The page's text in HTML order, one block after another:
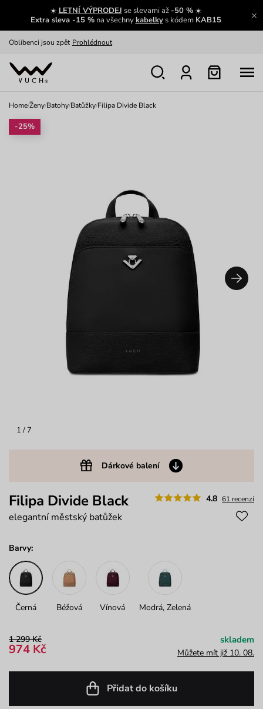
☀️ LETNÍ VÝPRODEJ se slevami až -50 %☀️
Extra sleva -15 %na všechnykabelkys kódem KAB15
Výměna a vrácení zdarma Zobrazit
Oblíbenci jsou zpět Prohlédnout
Nech se inspirovat
Home/Ženy/Batohy/Batůžky/Filipa Divide Black
1 / 7
Dárkové balení
-25%
4.8 61 recenzí
Filipa Divide Black
elegantní městský batůžek
Barvy:
Černá Béžová Vínová Modrá, Zelená
1 299 Kč
974 Kč
skladem
Můžete mít již 10. 08.
Přidat do košíku